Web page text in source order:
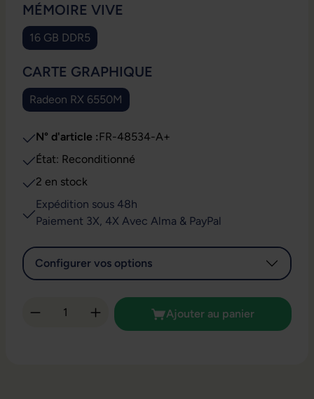
SÉLECTIONNEZ
MÉMOIRE VIVE
16 GB DDR5
SÉLECTIONNEZ
CARTE GRAPHIQUE
Radeon RX 6550M
N° d'article :FR-48534-A+
État: Reconditionné
2 en stock
Expédition sous 48h
Paiement 3X, 4X Avec Alma & PayPal
Configurer vos options
Quantité de produit : Entrez la quantité
Ajouter au panier